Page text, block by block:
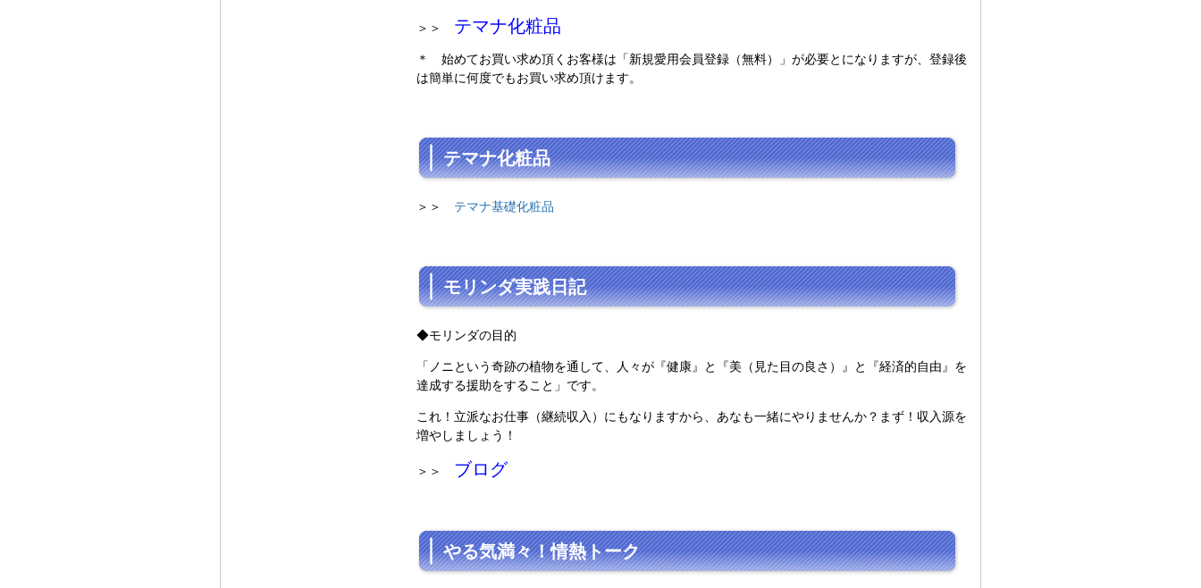
＞＞ テマナ化粧品
＊ 始めてお買い求め頂くお客様は「新規愛用会員登録（無料）」が必要とになりますが、登録後
は簡単に何度でもお買い求め頂けます。
テマナ化粧品
＞＞ テマナ基礎化粧品
モリンダ実践日記
◆モリンダの目的
「ノニという奇跡の植物を通して、人々が『健康』と『美（見た目の良さ）』と『経済的自由』を
達成する援助をすること」です。
これ！立派なお仕事（継続収入）にもなりますから、あなも一緒にやりませんか？まず！収入源を
増やしましょう！
＞＞ ブログ
やる気満々！情熱トーク